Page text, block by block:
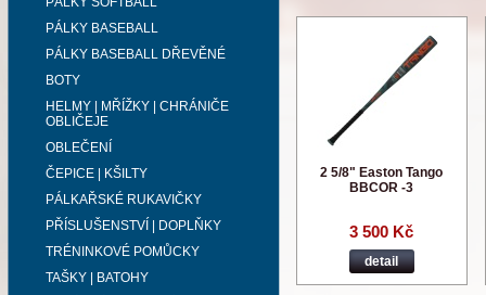
PÁLKY BASEBALL
PÁLKY BASEBALL DŘEVĚNÉ
BOTY
HELMY | MŘÍŽKY | CHRÁNIČE
OBLIČEJE
OBLEČENÍ
ČEPICE | KŠILTY
PÁLKAŘSKÉ RUKAVIČKY
PŘÍSLUŠENSTVÍ | DOPLŇKY
TRÉNINKOVÉ POMŮCKY
TAŠKY | BATOHY
2 5/8" Easton Tango
BBCOR -3
3 500 Kč
detail